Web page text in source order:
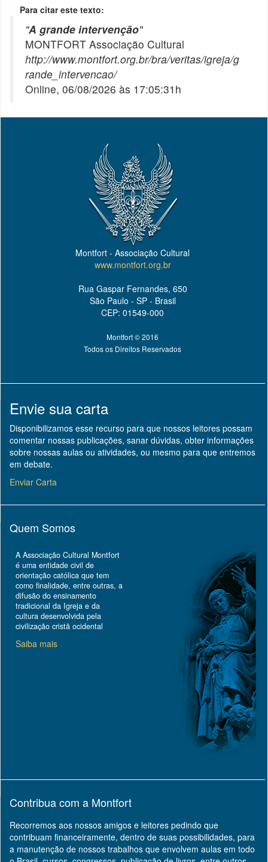
Para citar este texto:
"A grande intervenção"
MONTFORT Associação Cultural
http://www.montfort.org.br/bra/veritas/igreja/g
rande_intervencao/
Online, 06/08/2026 às 17:05:31h
Montfort - Associação Cultural
www.montfort.org.br
Rua Gaspar Fernandes, 650
São Paulo - SP - Brasil
CEP: 01549-000
Montfort © 2016
Todos os Direitos Reservados
Envie sua carta
Disponibilizamos esse recurso para que nossos leitores possam
comentar nossas publicações, sanar dúvidas, obter informações
sobre nossas aulas ou atividades, ou mesmo para que entremos
em debate.
Enviar Carta
Quem Somos
A Associação Cultural Montfort
é uma entidade civil de
orientação católica que tem
como finalidade, entre outras, a
difusão do ensinamento
tradicional da Igreja e da
cultura desenvolvida pela
civilização cristã ocidental
Saiba mais
Contribua com a Montfort
Recorremos aos nossos amigos e leitores pedindo que
contribuam financeiramente, dentro de suas possibilidades, para
a manutenção de nossos trabalhos que envolvem aulas em todo